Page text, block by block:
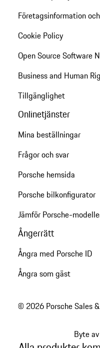
Företagsinformation
Cookie Policy
Open Source Software
Business and Human
Tillgänglighet
Onlinetjänster
Mina beställningar
Frågor och svar
Porsche hemsida
Porsche bilkonfigurator
Jämför Porsche-
Ångerrätt
Ångra med Porsche ID
Ångra som gäst
© 2026 Porsche Sales
Byte